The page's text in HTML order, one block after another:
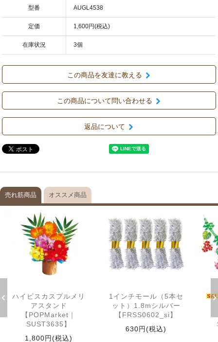
型番 AUGL4538
定価 1,600円(税込)
在庫状況 3個
この商品を友達に教える
この商品について問い合わせる
返品について
売れ筋商品 オススメ商品
ハイビスカスプルメリ
アスタンド
【POPMarket｜
SUST3635】
1,800円(税込)
1インチモール（5本セ
ット）1.8mシルバー
【FRSS0602_si】
630円(税込)